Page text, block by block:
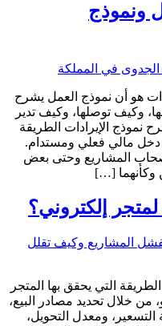
ونموذج
هو أن نموذج العمل يشرح
وكيف توصلها، وكيف تدير
نموذج الإيرادات الطريقة
دخل مالي فعلي ومستدام.
المشاريع وحتى بعض
وكأنهما […]
إلكتروني؟
التي يحقق بها المتجر
خلال تحديد مصادر البيع،
ومعدل التحويل،